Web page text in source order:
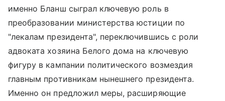
именно Бланш сыграл ключевую роль в
преобразовании министерства юстиции по
"лекалам президента", переключившись с роли
адвоката хозяина Белого дома на ключевую
фигуру в кампании политического возмездия
главным противникам нынешнего президента.
Именно он предложил меры, расширяющие